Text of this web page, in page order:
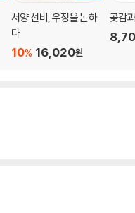
베리오
리, 일곱 가지 승리의 길
서양 선비, 우정을 논하
다
16,020원
10%
곶감